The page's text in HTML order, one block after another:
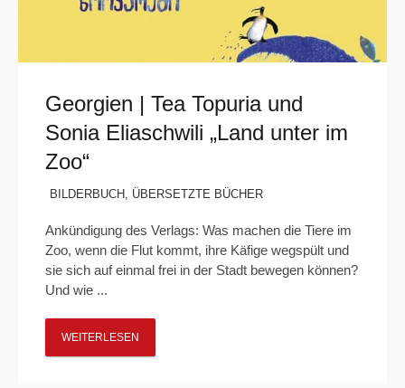
Georgien | Tea Topuria und
Sonia Eliaschwili „Land unter im
Zoo“
BILDERBUCH , ÜBERSETZTE BÜCHER
Ankündigung des Verlags: Was machen die Tiere im
Zoo, wenn die Flut kommt, ihre Käfige wegspült und
sie sich auf einmal frei in der Stadt bewegen können?
Und wie ...
WEITERLESEN